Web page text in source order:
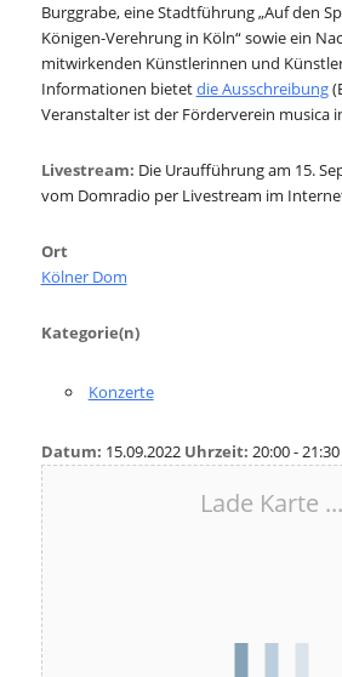
Burggrabe, eine Stadtführung „Auf den
Königen-Verehrung in Köln“ sowie ein
mitwirkenden Künstlerinnen und
Informationen bietetdie Ausschreibung
Veranstalter ist der Förderverein musica
Livestream: Die Uraufführung am 15.
vom Domradio per Livestream im
Ort
Kölner Dom
Kategorie(n)
Konzerte
Datum: 15.09.2022 Uhrzeit: 20:00 - 21:30
Lade Karte ...